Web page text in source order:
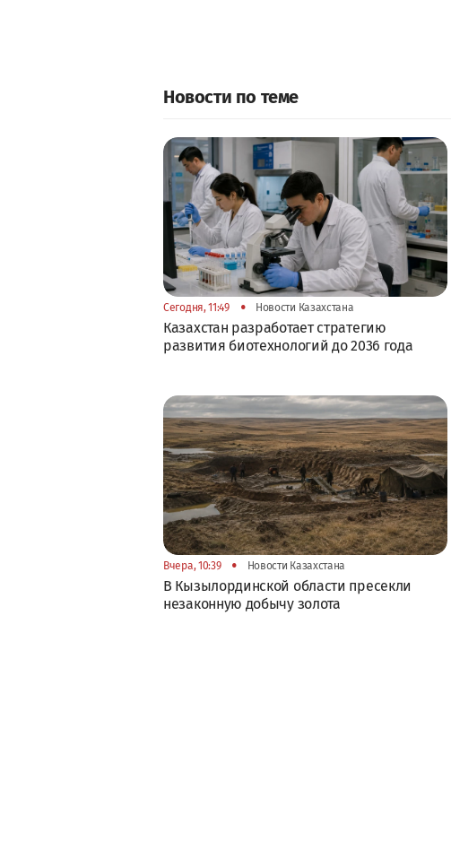
Новости по теме
Сегодня, 11:49 • Новости Казахстана
Казахстан разработает стратегию
развития биотехнологий до 2036 года
Вчера, 10:39 • Новости Казахстана
В Кызылординской области пресекли
незаконную добычу золота